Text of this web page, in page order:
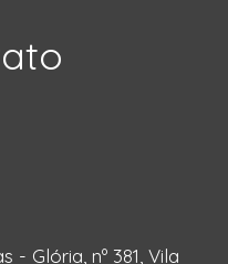
- Glória, nº 381, Vila